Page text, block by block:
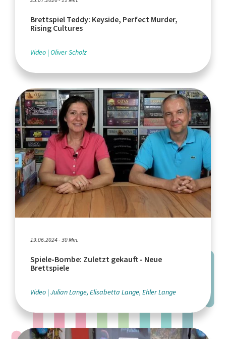
Brettspiel Teddy: Keyside, Perfect Murder,
Rising Cultures
Video Oliver Scholz
19.06.2024 - 30 Min.
Spiele-Bombe: Zuletzt gekauft - Neue
Brettspiele
Video Julian Lange, Elisabetta Lange, Ehler Lange